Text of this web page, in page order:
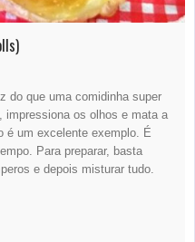
do que uma comidinha super
impressiona os olhos e mata a
é um excelente exemplo. É
Para preparar, basta
e depois misturar tudo.